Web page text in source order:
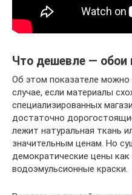
Что дешевле — обои
Об этом показателе можно
случае, если материалы
специализированных
достаточно
лежит натуральная ткань
значительным ценам. Но
демократические цены как
водоэмульсионные краски.